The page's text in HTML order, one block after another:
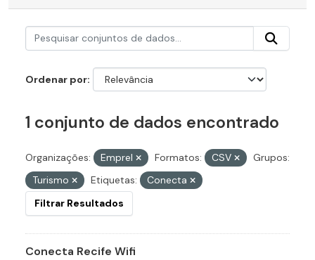
Ordenar por
1 conjunto de dados encontrado
Organizações: Emprel Formatos: CSV
Grupos:
Turismo
Etiquetas:
Conecta
Filtrar Resultados
Conecta Recife Wifi